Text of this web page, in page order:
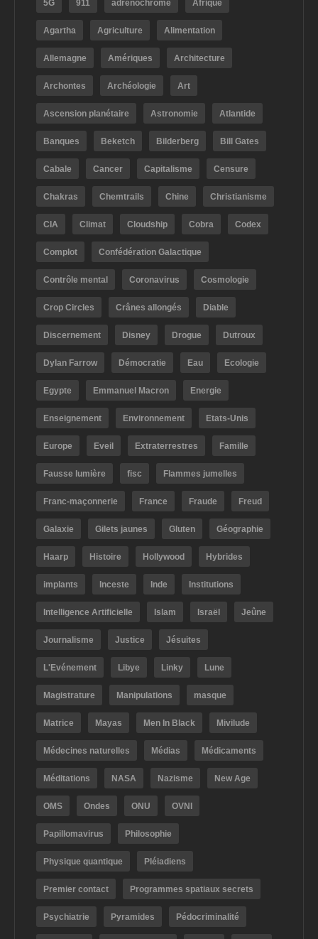
5G 911 adrénochrome Afrique
Agartha Agriculture Alimentation
Allemagne Amériques Architecture
Archontes Archéologie Art
Ascension planétaire Astronomie Atlantide
Banques Beketch Bilderberg Bill Gates
Cabale Cancer Capitalisme Censure
Chakras Chemtrails Chine Christianisme
CIA Climat Cloudship Cobra Codex
Complot Confédération Galactique
Contrôle mental Coronavirus Cosmologie
Crop Circles Crânes allongés Diable
Discernement Disney Drogue Dutroux
Dylan Farrow Démocratie Eau Ecologie
Egypte Emmanuel Macron Energie
Enseignement Environnement Etats-Unis
Europe Eveil Extraterrestres Famille
Fausse lumière fisc Flammes jumelles
Franc-maçonnerie France Fraude Freud
Galaxie Gilets jaunes Gluten Géographie
Haarp Histoire Hollywood Hybrides
implants Inceste Inde Institutions
Intelligence Artificielle Islam Israël Jeûne
Journalisme Justice Jésuites
L'Evénement Libye Linky Lune
Magistrature Manipulations masque
Matrice Mayas Men In Black Mivilude
Médecines naturelles Médias Médicaments
Méditations NASA Nazisme New Age
OMS Ondes ONU OVNI
Papillomavirus Philosophie
Physique quantique Pléiadiens
Premier contact Programmes spatiaux secrets
Psychiatrie Pyramides Pédocriminalité